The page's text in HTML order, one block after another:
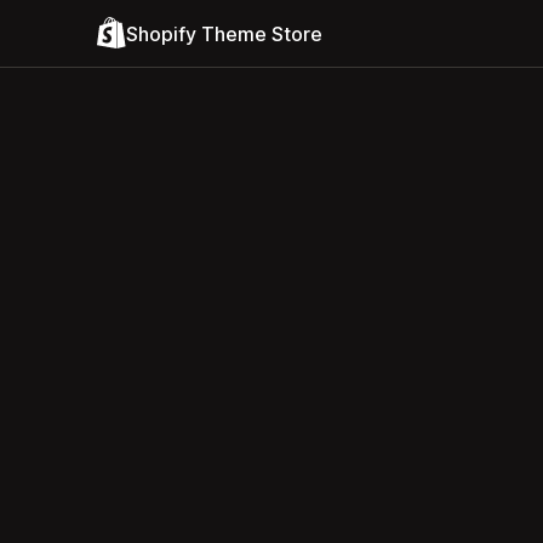
Shopify Theme Store